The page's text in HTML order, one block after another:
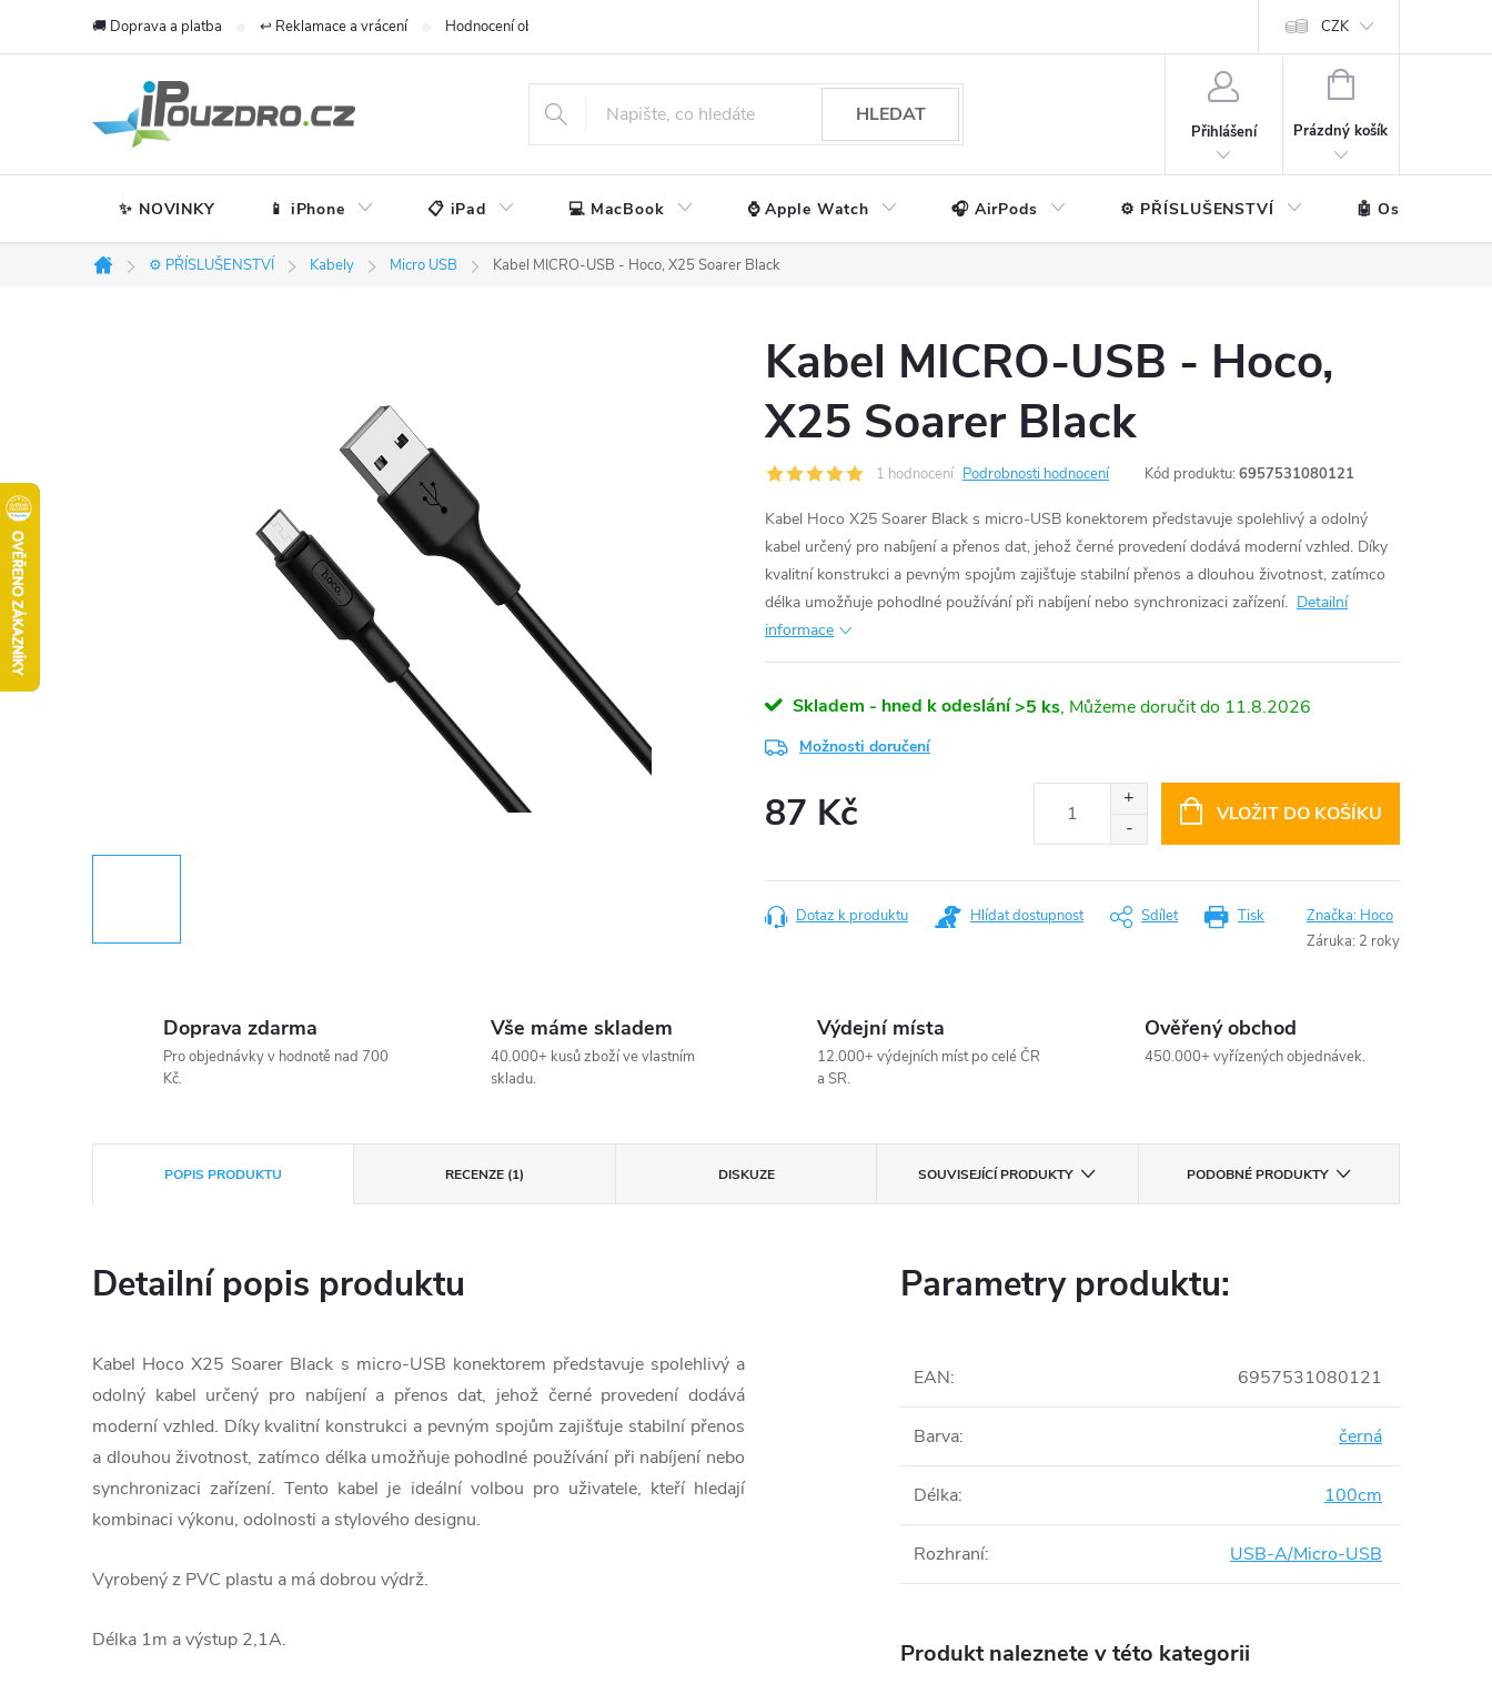
🚚 Doprava a platba ↩️ Reklamace a vrácení Hodnocení obchodu CZK
HLEDAT
Přihlášení
NÁKUPNÍ
Prázdný košík
✨ NOVINKY 📱 iPhone 📋 iPad 💻 MacBook ⌚ Apple Watch 🎧 AirPods ⚙️ PŘÍSLUŠENSTVÍ 🤖 Ostatní
Domů
⚙️ PŘÍSLUŠENSTVÍ Kabely Micro USB Kabel MICRO-USB - Hoco, X25 Soarer Black
Kabel MICRO-USB - Hoco,
X25 Soarer Black
1 hodnocení Podrobnosti hodnocení Kód produktu: 6957531080121
Kabel Hoco X25 Soarer Black s micro-USB konektorem představuje spolehlivý a odolný
kabel určený pro nabíjení a přenos dat, jehož černé provedení dodává moderní vzhled. Díky
kvalitní konstrukci a pevným spojům zajišťuje stabilní přenos a dlouhou životnost, zatímco
délka umožňuje pohodlné používání při nabíjení nebo synchronizaci zařízení. Detailní
informace
Skladem - hned k odeslání>5 ks 11.8.2026
Možnosti doručení
87 Kč VLOŽIT DO KOŠÍKU
Tisk
Dotaz k produktu Hlídat dostupnost Sdílet Značka: Hoco
Záruka: 2 roky
Doprava zdarma
Pro objednávky v hodnotě nad 700
Kč.
Vše máme skladem
40.000+ kusů zboží ve vlastním
skladu.
Výdejní místa
12.000+ výdejních míst po celé ČR
a SR.
Ověřený obchod
450.000+ vyřízených objednávek.
POPIS PRODUKTU RECENZE (1) DISKUZE SOUVISEJÍCÍ PRODUKTY PODOBNÉ PRODUKTY
Detailní popis produktu
Kabel Hoco X25 Soarer Black s micro-USB konektorem představuje spolehlivý a
odolný kabel určený pro nabíjení a přenos dat, jehož černé provedení dodává
moderní vzhled. Díky kvalitní konstrukci a pevným spojům zajišťuje stabilní přenos
a dlouhou životnost, zatímco délka umožňuje pohodlné používání při nabíjení nebo
synchronizaci zařízení. Tento kabel je ideální volbou pro uživatele, kteří hledají
kombinaci výkonu, odolnosti a stylového designu.
Vyrobený z PVC plastu a má dobrou výdrž.
Délka 1m a výstup 2,1A.
Parametry produktu:
EAN: 6957531080121
Barva: černá
Délka: 100cm
Rozhraní: USB-A/Micro-USB
Produkt naleznete v této kategorii